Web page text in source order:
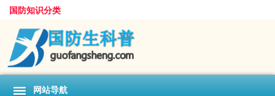
国防知识分类
网站导航